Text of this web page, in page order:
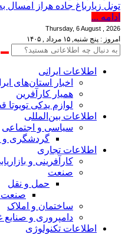
تونل زیارباغ جاده هراز امسال
ادامه ...
Thursday, 6 August , 2026
امروز : پنج شنبه, ۱۵ مرداد , ۱۴۰۵
اطلاعات‌ ‎ایرانی
اخبار استان‌های
همیار کارآفرین
لوازم یدکی تویوتا
اطلاعات بین‌المللی
سیاسی و اجتماعی
گردشگری و
اطلاعات تجاری
کارآفرینی و
صنعت
حمل و نقل
صنعت
ساختمان و املاک
دامپروری و صنایع
اطلاعات تکنولوژی